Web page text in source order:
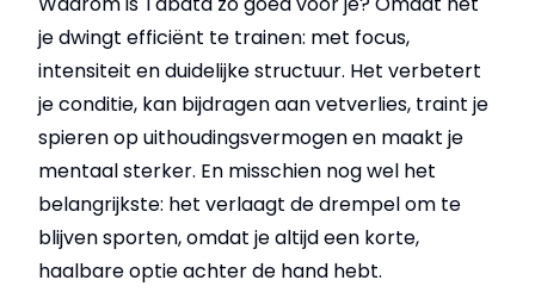
je dwingt efficiënt te trainen: met focus,
intensiteit en duidelijke structuur. Het verbetert
je conditie, kan bijdragen aan vetverlies, traint je
spieren op uithoudingsvermogen en maakt je
mentaal sterker. En misschien nog wel het
belangrijkste: het verlaagt de drempel om te
blijven sporten, omdat je altijd een korte,
haalbare optie achter de hand hebt.